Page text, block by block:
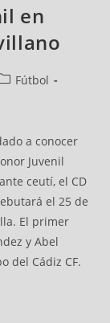
en
Fútbol
a conocer
Juvenil
ceutí, el CD
el 25 de
El primer
y Abel
del Cádiz CF.